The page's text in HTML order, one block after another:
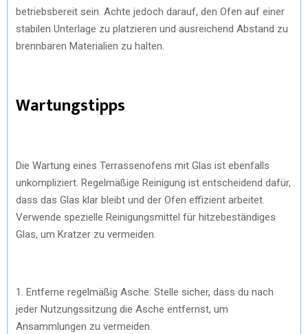
betriebsbereit sein. Achte jedoch darauf, den Ofen auf einer
stabilen Unterlage zu platzieren und ausreichend Abstand zu
brennbaren Materialien zu halten.
Wartungstipps
Die Wartung eines Terrassenofens mit Glas ist ebenfalls
unkompliziert. Regelmäßige Reinigung ist entscheidend dafür,
dass das Glas klar bleibt und der Ofen effizient arbeitet.
Verwende spezielle Reinigungsmittel für hitzebeständiges
Glas, um Kratzer zu vermeiden.
1. Entferne regelmäßig Asche: Stelle sicher, dass du nach
jeder Nutzungssitzung die Asche entfernst, um
Ansammlungen zu vermeiden.